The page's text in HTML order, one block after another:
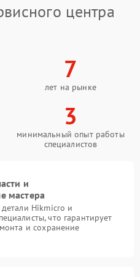
центра
7
лет на рынке
3
минимальный опыт работы
специалистов
и
мастера
Hikmicro и
что гарантирует
и сохранение